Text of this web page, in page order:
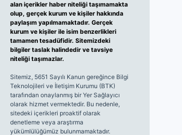
alan içerikler haber niteliği taşımamakta
olup, gerçek kurum ve kişiler hakkında
paylaşım yapılmamaktadır. Gerçek
kurum ve kişiler ile isim benzerlikleri
tamamen tesadüfidir. Sitemizdeki
bilgiler taslak halindedir ve tavsiye
niteliği taşımazlar.
Sitemiz, 5651 Sayılı Kanun gereğince Bilgi
Teknolojileri ve İletişim Kurumu (BTK)
tarafından onaylanmış bir Yer Sağlayıcı
olarak hizmet vermektedir. Bu nedenle,
sitedeki içerikleri proaktif olarak
denetleme veya araştırma
yükümlülüğümüz bulunmamaktadır.